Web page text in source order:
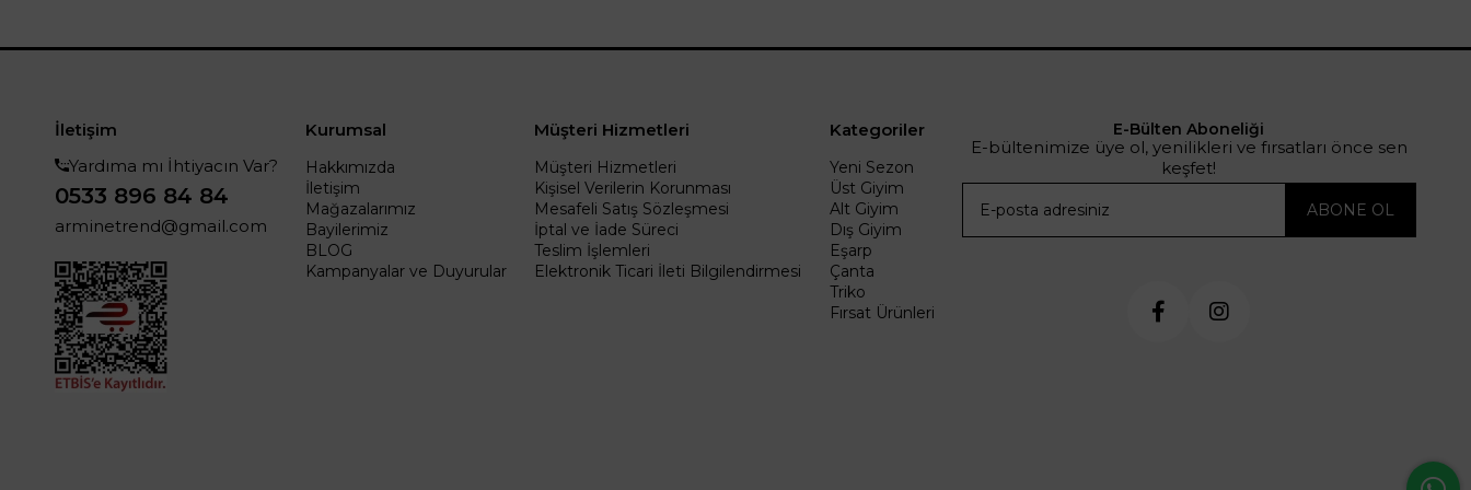
İletişim
Yardıma mı İhtiyacın Var?
0533 896 84 84
arminetrend@gmail.com
Kurumsal
Hakkımızda
İletişim
Mağazalarımız
Bayilerimiz
BLOG
Kampanyalar ve Duyurular
Müşteri Hizmetleri
Müşteri Hizmetleri
Kişisel Verilerin Korunması
Mesafeli Satış Sözleşmesi
İptal ve İade Süreci
Teslim İşlemleri
Elektronik Ticari İleti Bilgilendirmesi
Kategoriler
Yeni Sezon
Üst Giyim
Alt Giyim
Dış Giyim
Eşarp
Çanta
Triko
Fırsat Ürünleri
E-Bülten Aboneliği
E-bültenimize üye ol, yenilikleri ve fırsatları önce sen
keşfet!
ABONE OL